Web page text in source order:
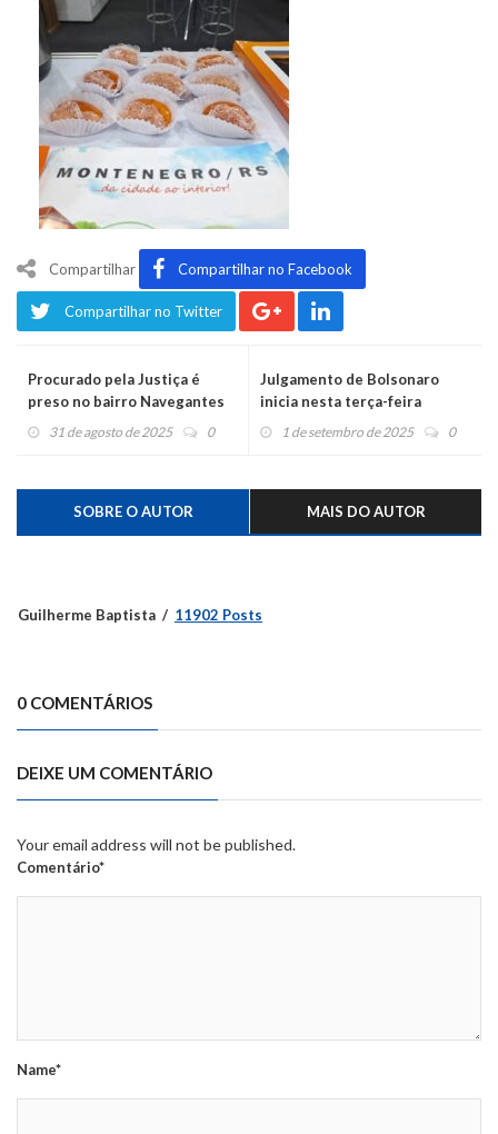
Compartilhar Compartilhar no Facebook
Compartilhar no Twitter
Procurado pela Justiça é
preso no bairro Navegantes
31 de agosto de 2025 0
Julgamento de Bolsonaro
inicia nesta terça-feira
1 de setembro de 2025 0
SOBRE O AUTOR MAIS DO AUTOR
Guilherme Baptista 11902 Posts
0 COMENTÁRIOS
DEIXE UM COMENTÁRIO
Your email address will not be published.
Comentário*
Name*